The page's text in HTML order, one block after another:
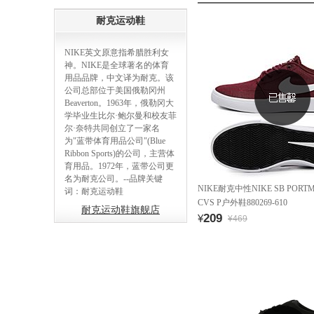
耐克运动鞋
NIKE英文原意指希腊胜利女
神。NIKE是全球著名的体育
用品品牌，中文译为耐克。该
公司总部位于美国俄勒冈州
Beaverton。1963年，俄勒冈大
学毕业生比尔·鲍尔曼和校友菲
尔·奈特共同创立了一家名
为"蓝带体育用品公司"(Blue
Ribbon Sports)的公司，主营体
育用品。1972年，蓝带公司更
名为耐克公司。--品牌关键
词：耐克运动鞋
耐克运动鞋旗舰店
NIKE耐克中性NIKE SB
CVS P户外鞋880269-610
¥209 ¥469